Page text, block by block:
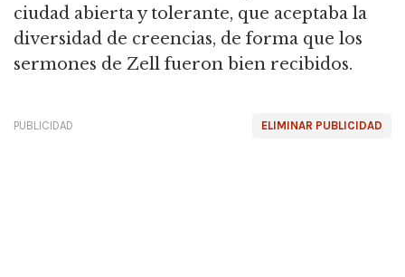
ciudad abierta y tolerante, que aceptaba la
diversidad de creencias, de forma que los
sermones de Zell fueron bien recibidos.
ELIMINAR PUBLICIDAD
PUBLICIDAD